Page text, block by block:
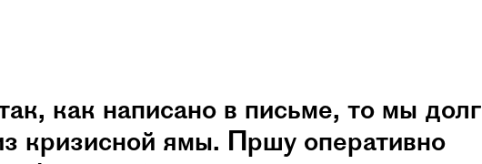
как написано в письме, то мы
кризисной ямы. Пршу оперативно